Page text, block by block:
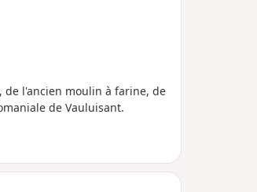
de l'ancien moulin à farine, de
de Vauluisant.